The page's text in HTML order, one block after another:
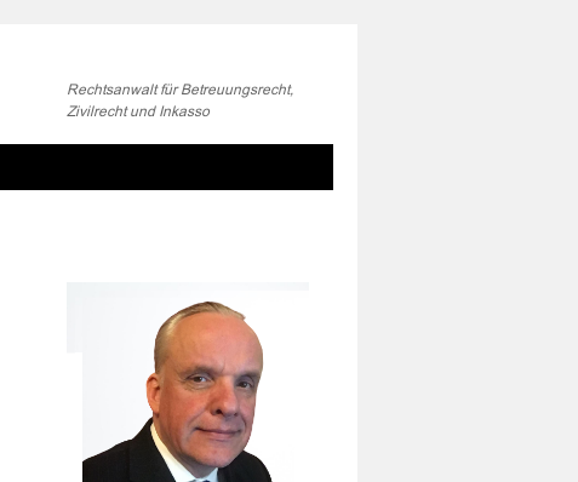
Rechtsanwalt für Betreuungsrecht,
Zivilrecht und Inkasso